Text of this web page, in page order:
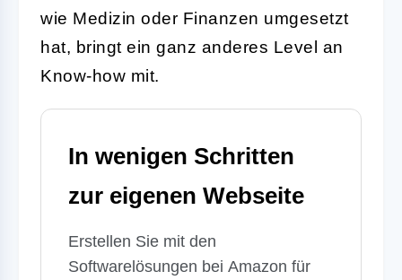
wie Medizin oder Finanzen umgesetzt
hat, bringt ein ganz anderes Level an
Know-how mit.
In wenigen Schritten
zur eigenen Webseite
Erstellen Sie mit den
Softwarelösungen bei Amazon für